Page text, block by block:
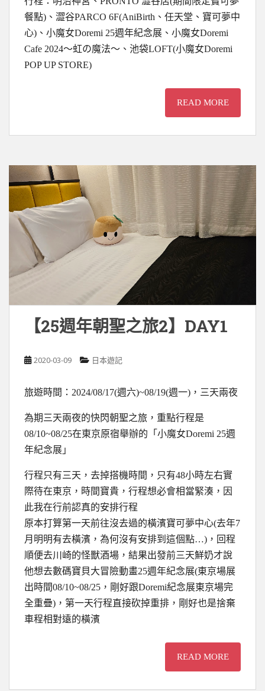
餐點)、澀谷PARCO 6F(AniBirth、任天堂、寶可夢中
心)、小魔女Doremi 25週年紀念展、小魔女Doremi
Cafe 2024～虹の魔法～、池袋LOFT(小魔女Doremi
POP UP STORE)
READ MORE
【25週年朝聖之旅2】DAY1
2020-03-09 日本遊記
旅遊時間：2024/08/17(週六)~08/19(週一)，三天兩夜
為期三天兩夜的快閃朝聖之旅，重點行程是
08/10~08/25在東京原宿舉辦的「小魔女Doremi 25週
年紀念展」
行程只有三天，去掉搭機時間，只有48小時左右實
際待在東京，時間寶貴，行程想必會相當緊湊，因
此我在行前認真的安排行程
原本打算第一天前往沒去過的橫濱寶可夢中心(去年7
月明明有去橫濱，為何沒有安排到這個點…)，回程
順便去川崎的怪獸酒場，結果出發前三天鮮奶才說
他想去數碼寶貝大冒險動畫25週年紀念展(東京場展
出時間08/10~08/25，剛好跟Doremi紀念展東京場完
全重疊)，第一天行程直接砍掉重排，剛好也是捨棄
車程相對遠的橫濱
READ MORE